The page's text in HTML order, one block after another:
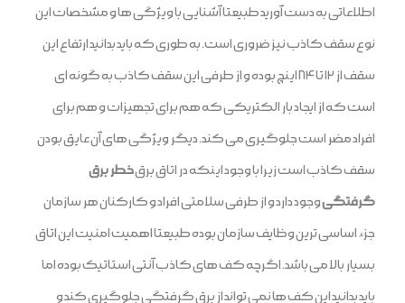
اطلاعاتی به دست آورید طبیعتا آشنایی با ویژگی ها و مشخصات این
نوع سقف کاذب نیز ضروری است. به طوری که باید بدانید ارتفاع این
سقف از ۱۲ تا ۸۴ اینچ بوده و از طرفی این سقف کاذب به گونه ای
است که از ایجاد بار الکتریکی که هم برای تجهیزات و هم برای
افراد مضر است جلوگیری می کند. دیگر ویژگی های آن عایق بودن
سقف کاذب است زیرا با وجود اینکه در اتاق برقخطر برق
گرفتگیوجود دارد و از طرفی سلامتی افراد و کارکنان هر سازمان
جزء اساسی ‌ترین وظایف سازمان بوده طبیعتا اهمیت امنیت این اتاق
بسیار بالا می باشد. اگرچه کف های کاذب آنتی استاتیک بوده اما
باید بدانید این کف ها نمی تواند از برق گرفتگی جلوگیری کند و